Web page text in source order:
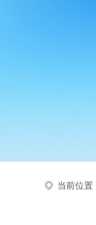
当前位置